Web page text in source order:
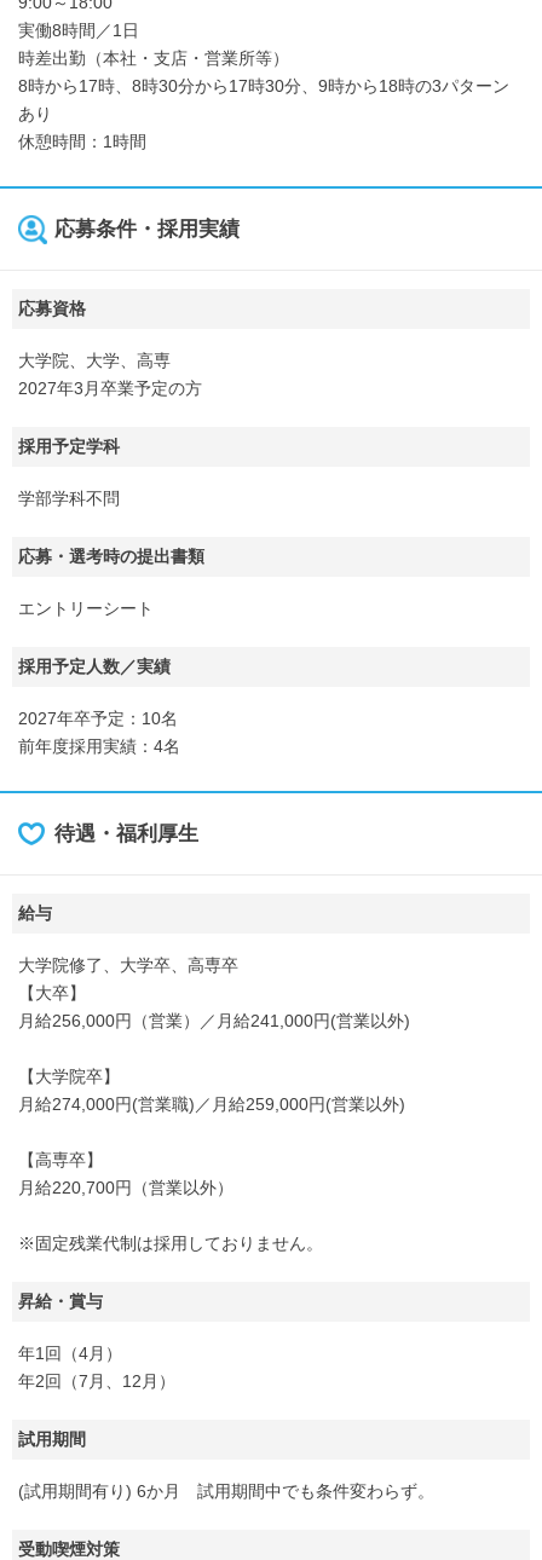
実働8時間／1日
時差出勤（本社・支店・営業所等）
8時から17時、8時30分から17時30分、9時から18時の3パターン
あり
休憩時間：1時間
応募条件・採用実績
応募資格
大学院、大学、高専
2027年3月卒業予定の方
採用予定学科
学部学科不問
応募・選考時の提出書類
エントリーシート
採用予定人数／実績
2027年卒予定：10名
前年度採用実績：4名
待遇・福利厚生
給与
大学院修了、大学卒、高専卒
【大卒】
月給256,000円（営業）／月給241,000円(営業以外)
【大学院卒】
月給274,000円(営業職)／月給259,000円(営業以外)
【高専卒】
月給220,700円（営業以外）
※固定残業代制は採用しておりません。
昇給・賞与
年1回（4月）
年2回（7月、12月）
試用期間
(試用期間有り) 6か月 試用期間中でも条件変わらず。
受動喫煙対策